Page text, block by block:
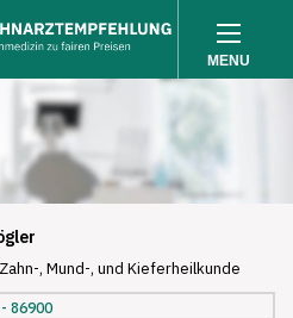
MENU
, Mund-, und Kieferheilkunde
86900